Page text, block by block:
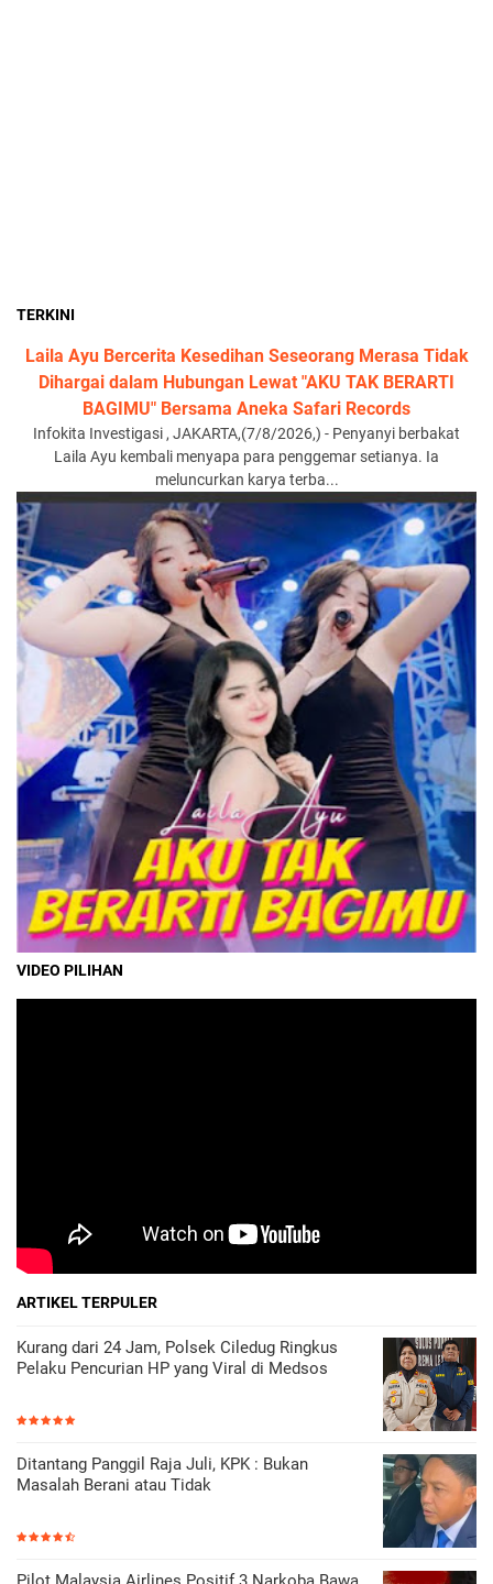
TERKINI
Laila Ayu Bercerita Kesedihan Seseorang Merasa Tidak
Dihargai dalam Hubungan Lewat "AKU TAK BERARTI
BAGIMU" Bersama Aneka Safari Records
Infokita Investigasi , JAKARTA,(7/8/2026,) - Penyanyi berbakat
Laila Ayu kembali menyapa para penggemar setianya. Ia
meluncurkan karya terba...
VIDEO PILIHAN
ARTIKEL TERPULER
Kurang dari 24 Jam, Polsek Ciledug Ringkus
Pelaku Pencurian HP yang Viral di Medsos
Ditantang Panggil Raja Juli, KPK : Bukan
Masalah Berani atau Tidak